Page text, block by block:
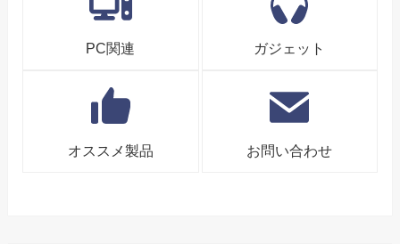
PC関連 ガジェット
オススメ製品 お問い合わせ